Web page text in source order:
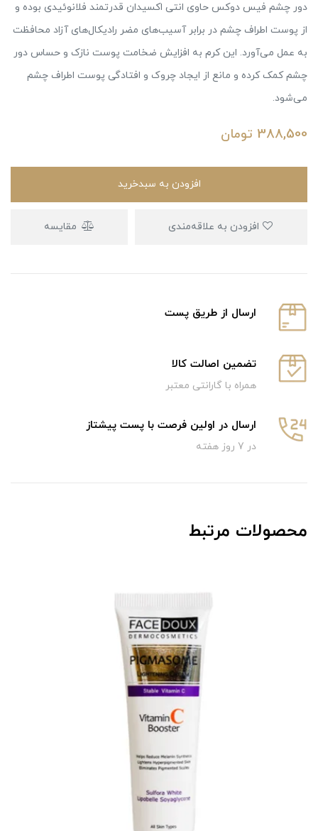
دور چشم فیس دوکس حاوی انتی اکسیدان قدرتمند فلانوئیدی بوده و
از پوست اطراف چشم در برابر آسیب‌های مضر رادیکال‌های آزاد محافظت
به عمل می‌آورد. این کرم به افزایش ضخامت پوست نازک و حساس دور
چشم کمک کرده و مانع از ایجاد چروک و افتادگی پوست اطراف چشم
می‌شود.
388,500 تومان
افزودن به سبدخرید
مقایسه
ارسال از طریق پست
تضمین اصالت کالا
همراه با گارانتی معتبر
ارسال در اولین فرصت با پست پیشتاز
در 7 روز هفته
محصولات مرتبط